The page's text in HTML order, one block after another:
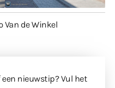
Van de Winkel
nieuwstip? Vul het